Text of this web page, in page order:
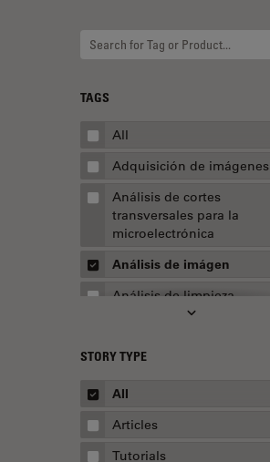
TAGS
All
Adquisición de imágenes
Análisis de cortes
transversales para la
microelectrónica
Análisis de imágen
Análisis de limpieza
Apertura numérica
AR Surgery
Automoción y transporte
Biofarmacia
STORY TYPE
All
Articles
Tutorials